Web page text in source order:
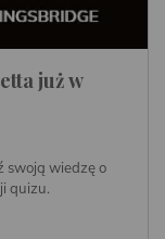
już w
swoją wiedzę o
quizu.